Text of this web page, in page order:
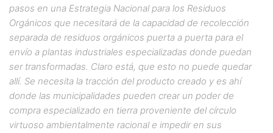
pasos en una Estrategia Nacional para los Residuos
Orgánicos que necesitará de la capacidad de recolección
separada de residuos orgánicos puerta a puerta para el
envío a plantas industriales especializadas donde puedan
ser transformadas. Claro está, que esto no puede quedar
allí. Se necesita la tracción del producto creado y es ahí
donde las municipalidades pueden crear un poder de
compra especializado en tierra proveniente del círculo
virtuoso ambientalmente racional e impedir en sus